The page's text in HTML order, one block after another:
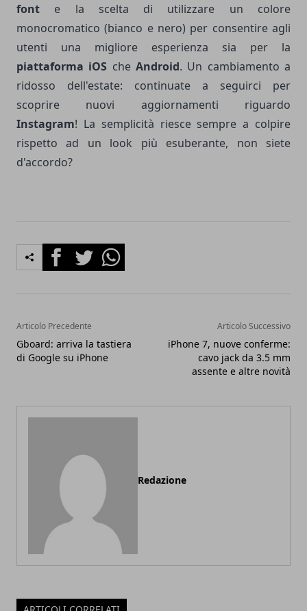
font e la scelta di utilizzare un colore
monocromatico (bianco e nero) per consentire agli
utenti una migliore esperienza sia per la
piattaforma iOS cheAndroid. Un cambiamento a
ridosso dell'estate: continuate a seguirci per
scoprire nuovi aggiornamenti riguardo
Instagram! La semplicità riesce sempre a colpire
rispetto ad un look più esuberante, non siete
d'accordo?
FacebookTwitterWhatsapp
Articolo Precedente
Gboard: arriva la tastiera
di Google su iPhone
Articolo Successivo
iPhone 7, nuove conferme:
cavo jack da 3.5 mm
assente e altre novità
Redazione